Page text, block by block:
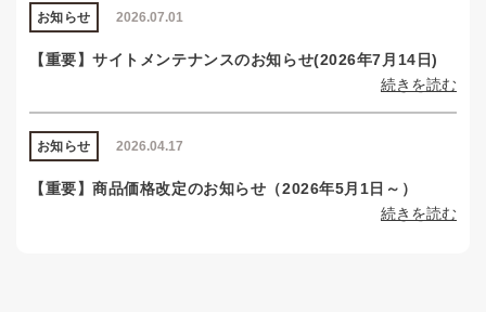
2026.07.01
お知らせ
【重要】サイトメンテナンスのお知らせ(2026年7月14日)
続きを読む
2026.04.17
お知らせ
【重要】商品価格改定のお知らせ（2026年5月1日～）
続きを読む